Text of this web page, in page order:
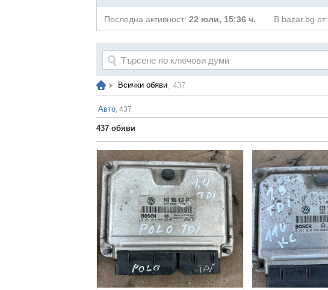
Последна активност: 22 юли, 15:36 ч. В bazar.bg от:
Всички обяви, 437
Авто, 437
437 обяви